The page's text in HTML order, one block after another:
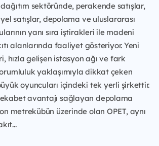
sektöründe, perakende satışlar,
satışlar, depolama ve uluslararası
yanı sıra iştirakleri ile madeni
alanlarında faaliyet gösteriyor. Yeni
hızla gelişen istasyon ağı ve fark
yaklaşımıyla dikkat çeken
oyuncuları içindeki tek yerli şirkettir.
avantajı sağlayan depolama
metrekübün üzerinde olan OPET, aynı